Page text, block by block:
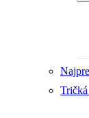
Tričká